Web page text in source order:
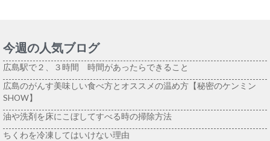
今週の人気ブログ
広島駅で２、３時間 時間があったらできること
広島のがんす美味しい食べ方とオススメの温め方【秘密のケンミン
SHOW】
油や洗剤を床にこぼしてすべる時の掃除方法
ちくわを冷凍してはいけない理由